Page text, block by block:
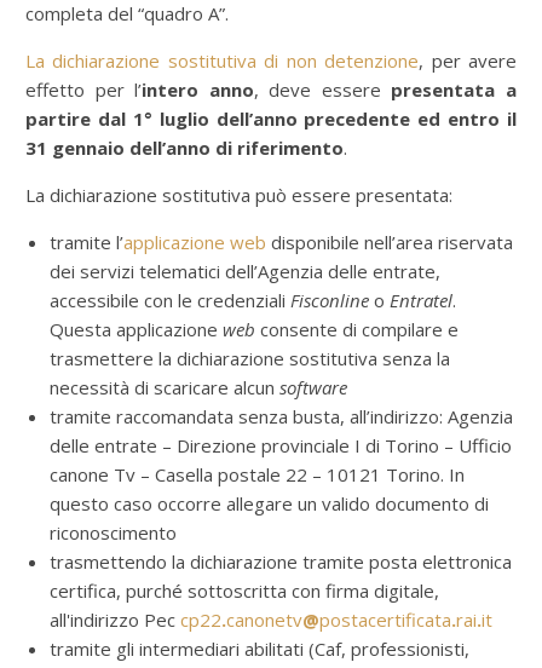
completa del “quadro A”.
La dichiarazione sostitutiva di non detenzione, per avere
effetto per l’intero anno, deve essere presentata a
partire dal 1° luglio dell’anno precedente ed entro il
31 gennaio dell’anno di riferimento.
La dichiarazione sostitutiva può essere presentata:
tramite l’applicazione web disponibile nell’area riservata
dei servizi telematici dell’Agenzia delle entrate,
accessibile con le credenziali Fisconline o Entratel.
Questa applicazione web consente di compilare e
trasmettere la dichiarazione sostitutiva senza la
necessità di scaricare alcun software
tramite raccomandata senza busta, all’indirizzo: Agenzia
delle entrate – Direzione provinciale I di Torino – Ufficio
canone Tv – Casella postale 22 – 10121 Torino. In
questo caso occorre allegare un valido documento di
riconoscimento
trasmettendo la dichiarazione tramite posta elettronica
certifica, purché sottoscritta con firma digitale,
all'indirizzo Pec cp22.canonetv@postacertificata.rai.it
tramite gli intermediari abilitati (Caf, professionisti,